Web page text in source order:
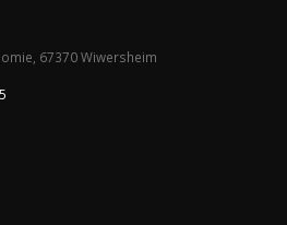
67370 Wiwersheim